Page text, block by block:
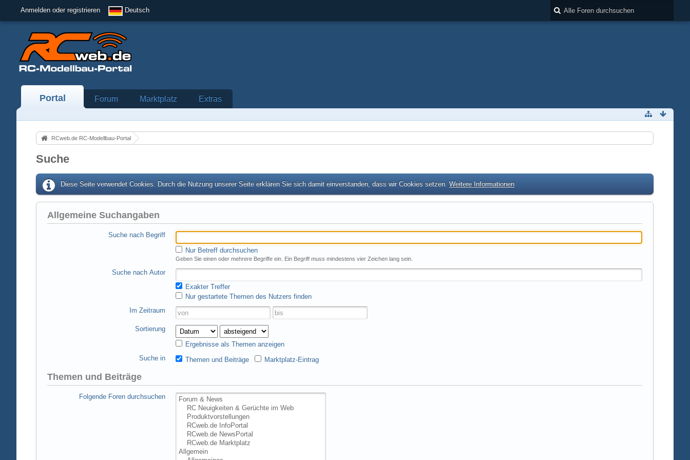
Anmelden oder registrieren Deutsch
Portal Forum Marktplatz Extras
RCweb.de RC-Modellbau-Portal
Suche
Diese Seite verwendet Cookies. Durch die Nutzung unserer Seite erklären Sie sich damit einverstanden, dass wir Cookies setzen. Weitere Informationen
Allgemeine Suchangaben
Suche nach Begriff
Nur Betreff durchsuchen
Geben Sie einen oder mehrere Begriffe ein. Ein Begriff muss mindestens vier Zeichen lang sein.
Suche nach Autor
Exakter Treffer
Nur gestartete Themen des Nutzers finden
Im Zeitraum
Sortierung
Ergebnisse als Themen anzeigen
Suche in
Themen und Beiträge Marktplatz-Eintrag
Themen und Beiträge
Folgende Foren durchsuchen